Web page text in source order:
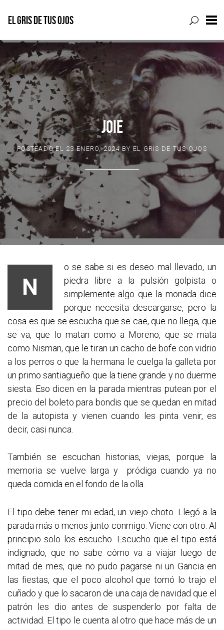
to
content
EL GRIS DE TUS OJOS
JOIE
POSTEADO EL 23 ENERO, 2024BY EL GRIS DE TUS OJOS
N
o se sabe si es deseo mal llevado, un
piedra libre a la pulsión golpista o
simplemente algo que la monada dice
porque necesita descargarse, pero la
cosa es que se escucha que se cae, que no llega, que
se va, que lo matan como a Moreno, que se mata
como Nisman, que le tiran un cacho de bofe con vidrio
a los perros o que la hermana le cuelga la galleta por
un primo santiagueño que la tiene grande y no duerme
siesta. Eso dicen en la parada mientras putean por el
precio del boleto para bondis que se quedan en mitad
de la autopista y vienen cuando les pinta venir, es
decir, casi nunca.
También se escuchan historias, viejas, porque la
memoria se vuelve larga y pródiga cuando ya no
queda comida en el fondo de la olla.
El tipo debe tener mi edad, un viejo choto. Llegó a la
parada más o menos junto conmigo. Viene con otro. Al
principio solo los escucho. Escucho que el tipo está
indignado, que no sabe cómo va a viajar luego de
mitad de mes, que no pudo pagarse ni un Gancia en
las fiestas, que el poco alcohol que tomó lo trajo el
cuñado y que lo sacaron de una caja de navidad que el
patrón les dio antes de suspenderlo por falta de
actividad. El tipo le cuenta al otro que hace más de un